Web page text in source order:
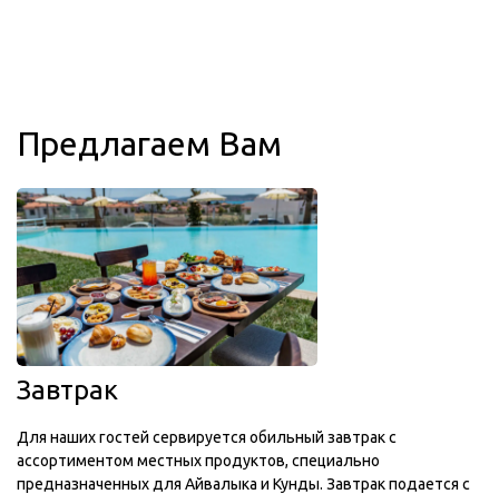
Предлагаем Вам
Завтрак
Для наших гостей сервируется обильный завтрак с
ассортиментом местных продуктов, специально
предназначенных для Айвалыка и Кунды. Завтрак подается с